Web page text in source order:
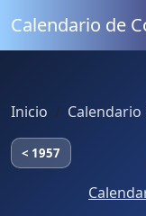
Calendario de
Inicio Calendario
< 1957